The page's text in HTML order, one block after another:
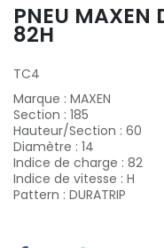
PNEU MAXEN
82H
TC4
Marque : MAXEN
Section : 185
Hauteur/Section : 60
Diamètre : 14
Indice de charge : 82
Indice de vitesse : H
Pattern : DURATRIP